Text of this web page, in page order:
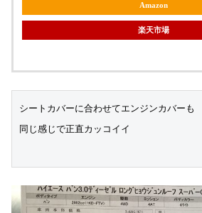
Amazon
楽天市場
シートカバーに合わせてエンジンカバーも
同じ感じで正直カッコイイ